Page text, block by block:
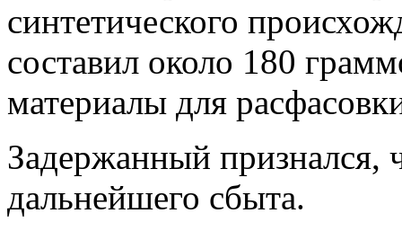
синтетического
составил около 180
материалы для
Задержанный признался,
дальнейшего сбыта.